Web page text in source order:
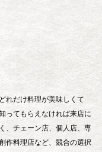
れだけ料理が美味しくて
ってもらえなければ来店に
、チェーン店、個人店、専
作料理店など、競合の選択